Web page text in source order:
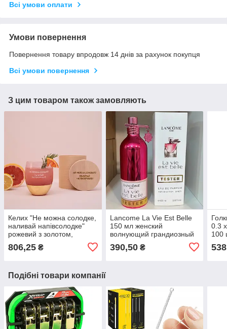
Всі умови оплати
Умови повернення
Повернення товару впродовж 14 днів за рахунок покупця
Всі умови повернення
З цим товаром також замовляють
Келих "Не можна солодке,
наливай напівсолодке"
рожевий з золотом,
806,25 ₴
Lancome La Vie Est Belle
150 мл женский
волнующий грандиозный
390,50₴
0.3
100
538
Подібні товари компанії